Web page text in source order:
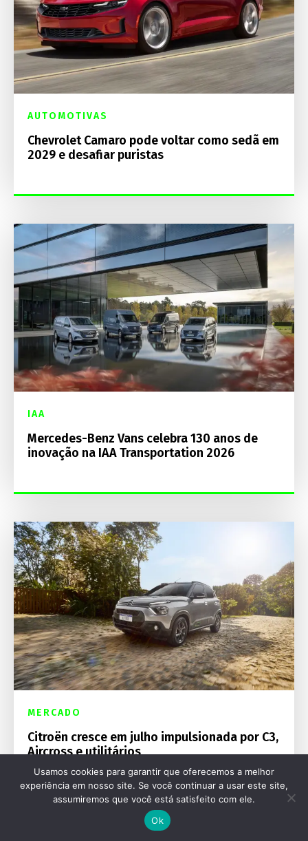
AUTOMOTIVAS
Chevrolet Camaro pode voltar como sedã em
2029 e desafiar puristas
IAA
Mercedes-Benz Vans celebra 130 anos de
inovação na IAA Transportation 2026
MERCADO
Citroën cresce em julho impulsionada por C3,
Aircross e utilitários
Usamos cookies para garantir que oferecemos a melhor
experiência em nosso site. Se você continuar a usar este site,
assumiremos que você está satisfeito com ele.
Ok